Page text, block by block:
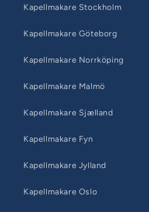
Kapellmakare Stockholm
Kapellmakare Göteborg
Kapellmakare Norrköping
Kapellmakare Malmö
Kapellmakare Sjælland
Kapellmakare Fyn
Kapellmakare Jylland
Kapellmakare Oslo